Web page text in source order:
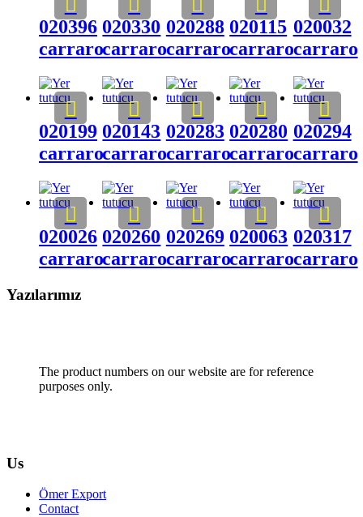
020396
carraro
020330
carraro
020288
carraro
020115
carraro
020032
carraro
020199
carraro
020143
carraro
020283
carraro
020280
carraro
020294
carraro
020026
carraro
020260
carraro
020269
carraro
020063
carraro
020317
carraro
Yazılarımız
The product numbers on our website are for reference
purposes only.
Us
Ömer Export
Contact